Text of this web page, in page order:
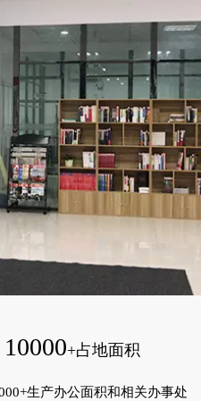
10000+占地面积
生产办公面积和相关办事处